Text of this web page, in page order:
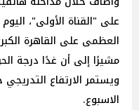
على "القناة الأولى"،
مشيرًا إلى أن غدًا درجة
ويستمر الارتفاع
الاسبوع.